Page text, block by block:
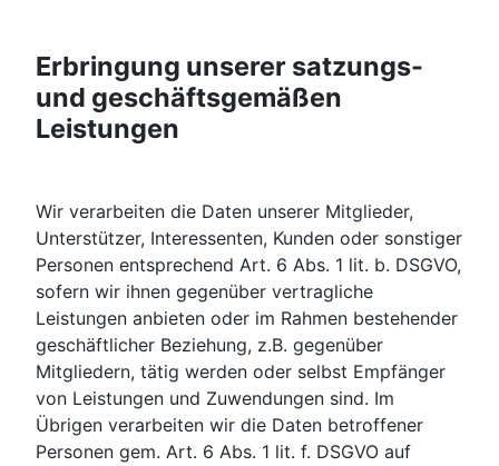
Erbringung unserer satzungs-
und geschäftsgemäßen
Leistungen
Wir verarbeiten die Daten unserer Mitglieder,
Unterstützer, Interessenten, Kunden oder sonstiger
Personen entsprechend Art. 6 Abs. 1 lit. b. DSGVO,
sofern wir ihnen gegenüber vertragliche
Leistungen anbieten oder im Rahmen bestehender
geschäftlicher Beziehung, z.B. gegenüber
Mitgliedern, tätig werden oder selbst Empfänger
von Leistungen und Zuwendungen sind. Im
Übrigen verarbeiten wir die Daten betroffener
Personen gem. Art. 6 Abs. 1 lit. f. DSGVO auf